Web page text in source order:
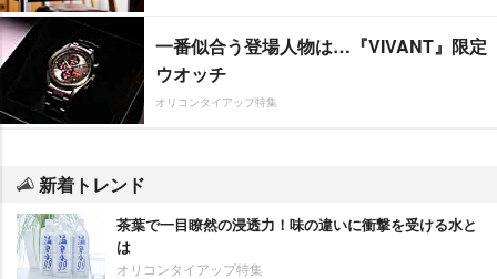
一番似合う登場人物は…『VIVANT』限定
ウオッチ
オリコンタイアップ特集
新着トレンド
茶葉で一目瞭然の浸透力！味の違いに衝撃を受ける水と
は
オリコンタイアップ特集